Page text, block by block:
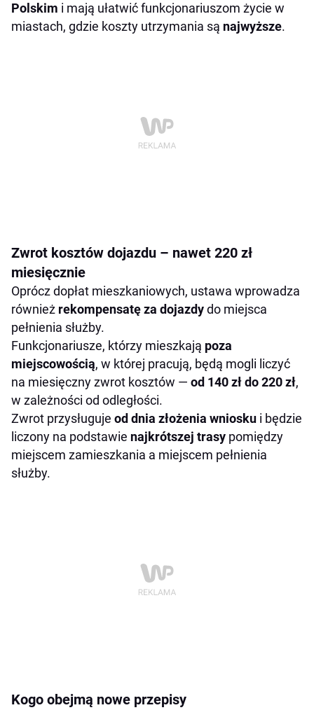
Polskim i mają ułatwić funkcjonariuszom życie w
miastach, gdzie koszty utrzymania są najwyższe.
Zwrot kosztów dojazdu – nawet 220 zł
miesięcznie
Oprócz dopłat mieszkaniowych, ustawa wprowadza
również rekompensatę za dojazdydo miejsca
pełnienia służby.
Funkcjonariusze, którzy mieszkają poza
miejscowością, w której pracują, będą mogli liczyć
na miesięczny zwrot kosztów — od 140 zł do 220 zł,
w zależności od odległości.
Zwrot przysługuje od dnia złożenia wniosku i będzie
liczony na podstawie najkrótszej trasy pomiędzy
miejscem zamieszkania a miejscem pełnienia
służby.
Kogo obejmą nowe przepisy